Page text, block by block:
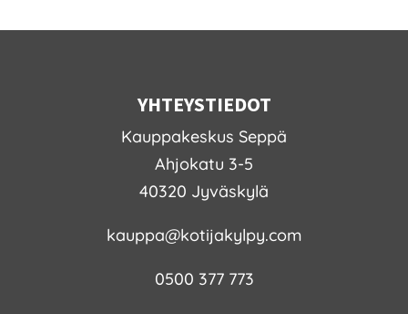
YHTEYSTIEDOT
Kauppakeskus Seppä
Ahjokatu 3-5
40320 Jyväskylä
kauppa@kotijakylpy.com
0500 377 773